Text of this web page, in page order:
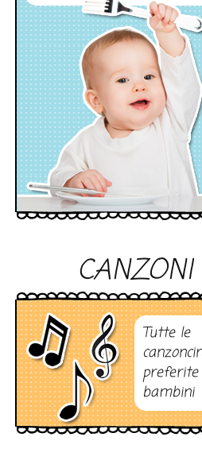
CANZONI
Tutte le
preferite
bambini